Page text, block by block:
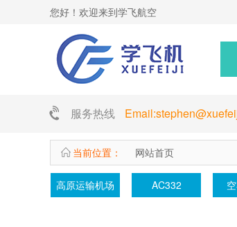
您好！欢迎来到学飞航空
服务热线
当前位置： 网站首页
高原运输机场 AC332